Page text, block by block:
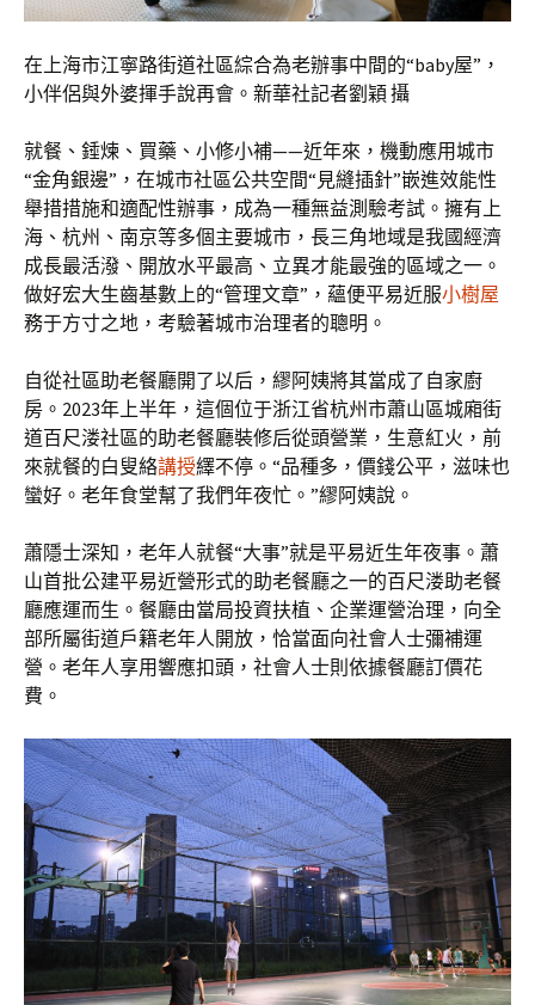
在上海市江寧路街道社區綜合為老辦事中間的“baby屋”，
小伴侶與外婆揮手說再會。新華社記者劉穎 攝
就餐、錘煉、買藥、小修小補——近年來，機動應用城市
“金角銀邊”，在城市社區公共空間“見縫插針”嵌進效能性
舉措措施和適配性辦事，成為一種無益測驗考試。擁有上
海、杭州、南京等多個主要城市，長三角地域是我國經濟
成長最活潑、開放水平最高、立異才能最強的區域之一。
做好宏大生齒基數上的“管理文章”，蘊便平易近服小樹屋
務于方寸之地，考驗著城市治理者的聰明。
自從社區助老餐廳開了以后，繆阿姨將其當成了自家廚
房。2023年上半年，這個位于浙江省杭州市蕭山區城廂街
道百尺溇社區的助老餐廳裝修后從頭營業，生意紅火，前
來就餐的白叟絡講授繹不停。“品種多，價錢公平，滋味也
蠻好。老年食堂幫了我們年夜忙。”繆阿姨說。
蕭隱士深知，老年人就餐“大事”就是平易近生年夜事。蕭
山首批公建平易近營形式的助老餐廳之一的百尺溇助老餐
廳應運而生。餐廳由當局投資扶植、企業運營治理，向全
部所屬街道戶籍老年人開放，恰當面向社會人士彌補運
營。老年人享用響應扣頭，社會人士則依據餐廳訂價花
費。